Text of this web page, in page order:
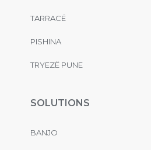
TARRACË
PISHINA
TRYEZË PUNE
SOLUTIONS
BANJO